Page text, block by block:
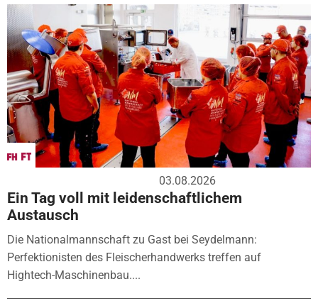
03.08.2026
Ein Tag voll mit leidenschaftlichem
Austausch
Die Nationalmannschaft zu Gast bei Seydelmann:
Perfektionisten des Fleischerhandwerks treffen auf
Hightech-Maschinenbau....